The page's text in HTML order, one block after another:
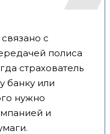
с
полиса
страхователь
банку или
нужно
и